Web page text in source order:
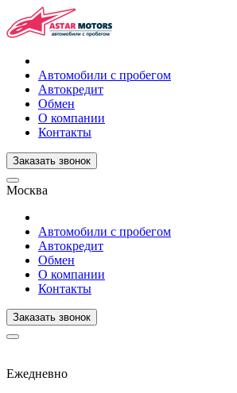
Автомобили с пробегом
Автокредит
Обмен
О компании
Контакты
Заказать звонок
Москва
Автомобили с пробегом
Автокредит
Обмен
О компании
Контакты
Заказать звонок
Ежедневно